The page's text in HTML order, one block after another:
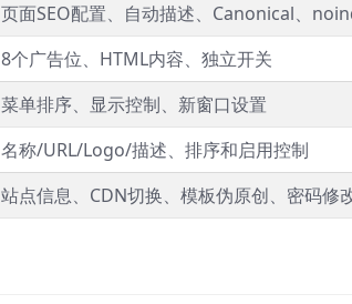
页面SEO配置、自动描述、Canonical、
8个广告位、HTML内容、独立开关
菜单排序、显示控制、新窗口设置
名称/URL/Logo/描述、排序和启用控制
站点信息、CDN切换、模板伪原创、密码修